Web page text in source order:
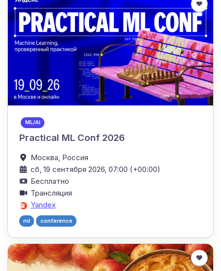
ML/AI
Practical ML Conf 2026
Москва, Россия
сб, 19 сентября 2026, 07:00 (+00:00)
Бесплатно
Трансляция
Yandex
ml conference